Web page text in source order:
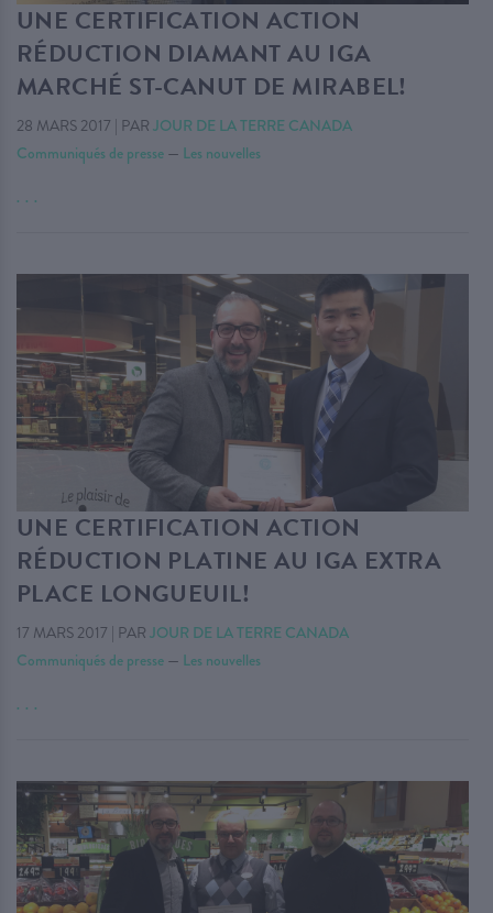
UNE CERTIFICATION ACTION
RÉDUCTION DIAMANT AU IGA
MARCHÉ ST-CANUT DE MIRABEL!
28 MARS 2017 | PAR JOUR DE LA TERRE CANADA
Communiqués de presse — Les nouvelles
. . .
UNE CERTIFICATION ACTION
RÉDUCTION PLATINE AU IGA EXTRA
PLACE LONGUEUIL!
17 MARS 2017 | PAR JOUR DE LA TERRE CANADA
Communiqués de presse — Les nouvelles
. . .